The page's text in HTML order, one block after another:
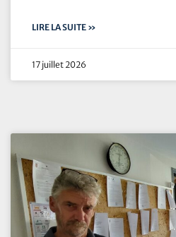
LIRE LA SUITE »
17 juillet 2026